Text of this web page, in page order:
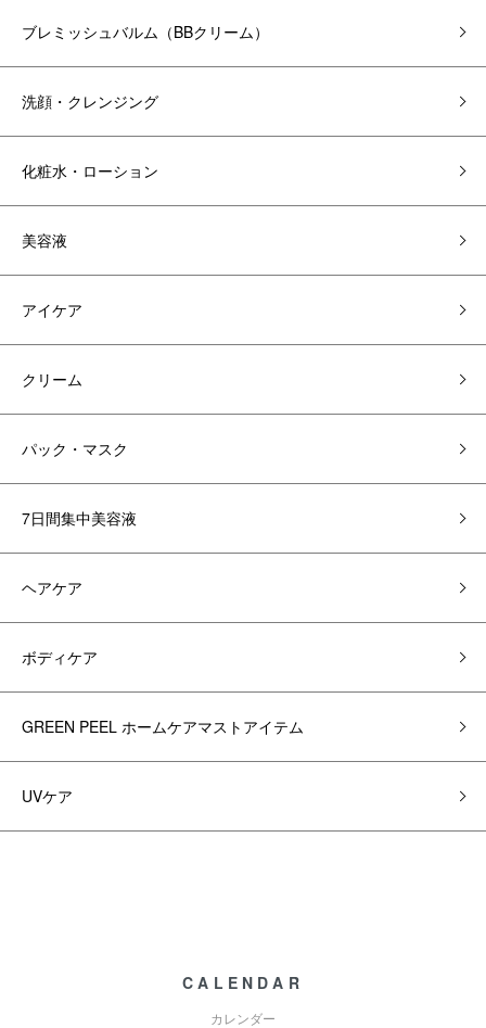
ブレミッシュバルム（BBクリーム）
洗顔・クレンジング
化粧水・ローション
美容液
アイケア
クリーム
パック・マスク
7日間集中美容液
ヘアケア
ボディケア
GREEN PEEL ホームケアマストアイテム
UVケア
CALENDAR
カレンダー